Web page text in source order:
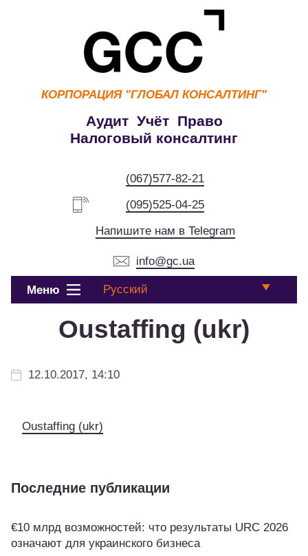
КОРПОРАЦИЯ "ГЛОБАЛ КОНСАЛТИНГ"
Аудит Учёт Право
Налоговый консалтинг
(067)577-82-21
(095)525-04-25
Напишите нам в Telegram
info@gc.ua
Меню Русский
Оustaffing (ukr)
12.10.2017, 14:10
Оustaffing (ukr)
Последние публикации
€10 млрд возможностей: что результаты URC 2026
означают для украинского бизнеса